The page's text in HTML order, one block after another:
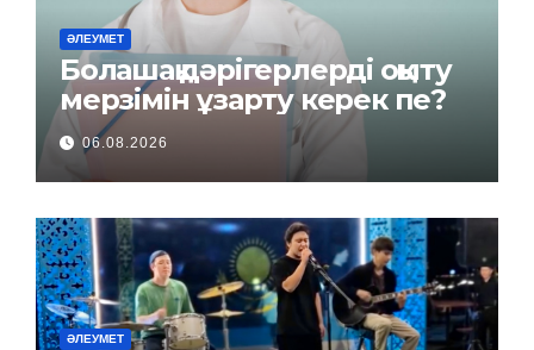
ӘЛЕУМЕТ
Болашақ дәрігерлерді оқыту
мерзімін ұзарту керек пе?
06.08.2026
ӘЛЕУМЕТ